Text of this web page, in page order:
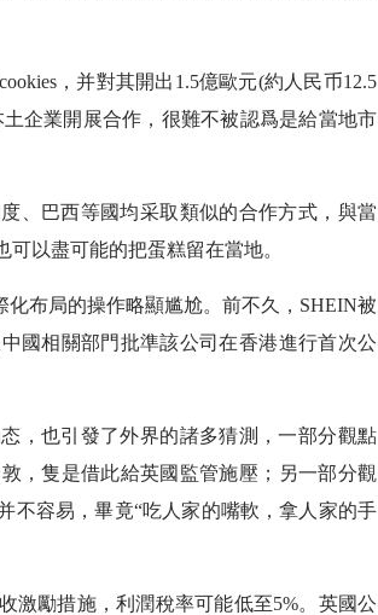
，并對其開出1.5億歐元(約人民币12.5
企業開展合作，很難不被認爲是給當地市
、巴西等國均采取類似的合作方式，與當
以盡可能的把蛋糕留在當地。
布局的操作略顯尴尬。前不久，SHEIN被
國相關部門批準該公司在香港進行首次公
，也引發了外界的諸多猜測，一部分觀點
，隻是借此給英國監管施壓；另一部分觀
不容易，畢竟“吃人家的嘴軟，拿人家的手
激勵措施，利潤稅率可能低至5%。英國公